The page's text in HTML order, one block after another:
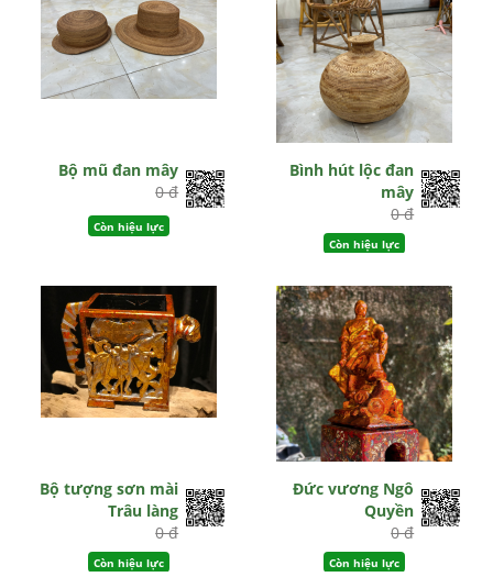
Bộ mũ đan mây
0 đ
Còn hiệu lực
Bình hút lộc đan
mây
0 đ
Còn hiệu lực
Bộ tượng sơn mài
Trâu làng
0 đ
Còn hiệu lực
Đức vương Ngô
Quyền
0 đ
Còn hiệu lực